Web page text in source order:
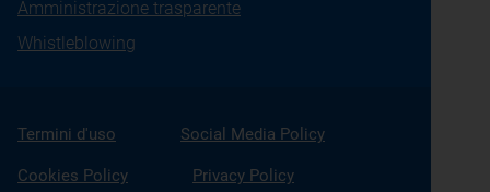
Amministrazione trasparente
Whistleblowing
Termini d'uso Social Media Policy
Cookies Policy Privacy Policy